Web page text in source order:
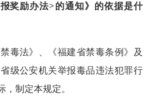
奖励办法>的通知》的依据是什
法》、《福建省禁毒条例》及
级公安机关举报毒品违法犯罪行
，制定本规定。